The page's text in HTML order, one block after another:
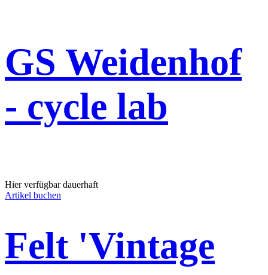
GS Weidenhof
- cycle lab
Hier verfügbar dauerhaft
Artikel buchen
Felt 'Vintage